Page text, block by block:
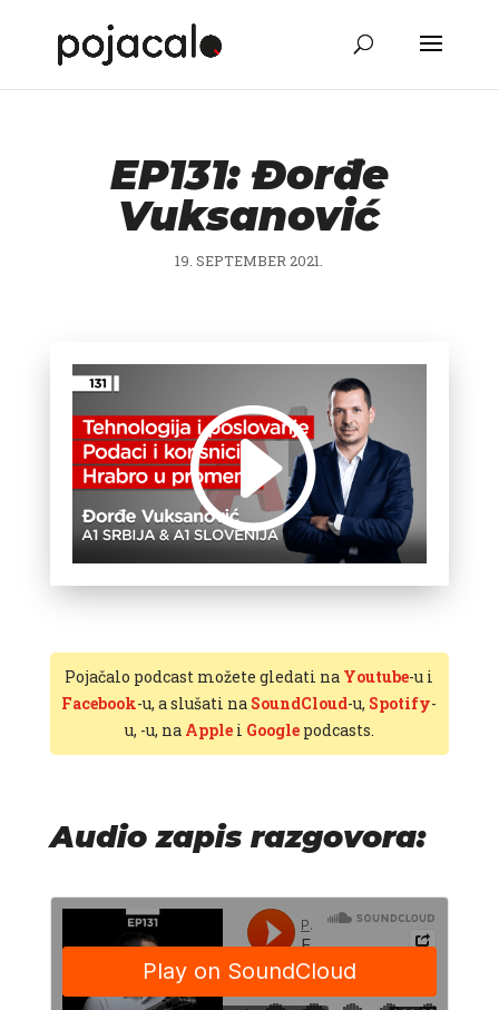
EP131: Đorđe
Vuksanović
19. SEPTEMBER 2021.
Pojačalo podcast možete gledati na Youtube-u i
Facebook-u, a slušati na SoundCloud-u, Spotify-
u, -u, na Applei Googlepodcasts.
Audio zapis razgovora: